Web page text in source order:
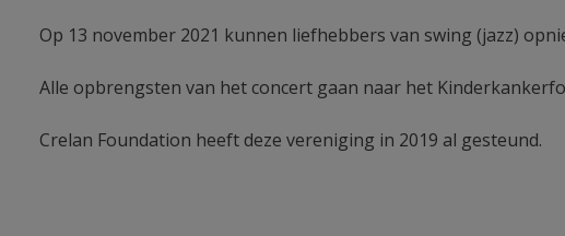
Op 13 november 2021 kunnen liefhebbers van swing (jazz)
Alle opbrengsten van het concert gaan naar het
Crelan Foundation heeft deze vereniging in 2019 al gesteund.